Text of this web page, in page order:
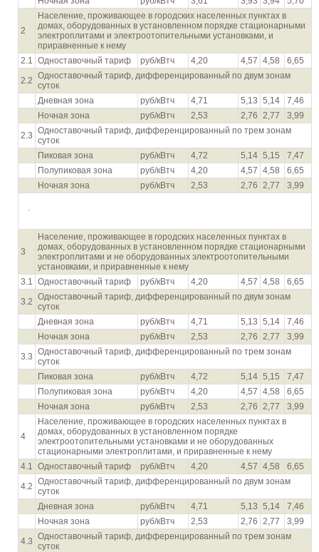
2
Население, проживающее в городских населенных пунктах в
домах, оборудованных в установленном порядке стационарными
электроплитами и электроотопительными установками, и
приравненные к нему
2.1 Одноставочный тариф руб/кВтч 4,20 4,57 4,58
6,65
2.2 Одноставочный тариф, дифференцированный по двум зонам
суток
Дневная зона
руб/кВтч 4,71 5,13 5,14
7,46
Ночная зона
руб/кВтч 2,53 2,76 2,77
3,99
2.3 Одноставочный тариф, дифференцированный по трем зонам
суток
Пиковая зона
руб/кВтч 4,72 5,14 5,15
7,47
Полупиковая зона
руб/кВтч 4,20 4,57 4,58
6,65
Ночная зона
руб/кВтч 2,53 2,76 2,77 3,99
.
3
Население, проживающее в городских населенных пунктах в
домах, оборудованных в установленном порядке стационарными
электроплитами и не оборудованных электроотопительными
установками, и приравненные к нему
3.1 Одноставочный тариф руб/кВтч 4,20 4,57 4,58
6,65
3.2 Одноставочный тариф, дифференцированный по двум зонам
суток
Дневная зона
руб/кВтч 4,71 5,13 5,14
7,46
Ночная зона
руб/кВтч 2,53 2,76 2,77
3,99
3.3 Одноставочный тариф, дифференцированный по трем зонам
суток
Пиковая зона
руб/кВтч 4,72 5,14 5,15
7,47
Полупиковая зона
руб/кВтч 4,20 4,57 4,58
6,65
Ночная зона
руб/кВтч 2,53 2,76 2,77 3,99
4
Население, проживающее в городских населенных пунктах в
домах, оборудованных в установленном порядке
электроотопительными установками и не оборудованных
стационарными электроплитами, и приравненные к нему
4.1 Одноставочный тариф руб/кВтч 4,20 4,57 4,58
6,65
4.2 Одноставочный тариф, дифференцированный по двум зонам
суток
Дневная зона
руб/кВтч 4,71 5,13 5,14
7,46
Ночная зона
руб/кВтч 2,53 2,76 2,77
3,99
4.3 Одноставочный тариф, дифференцированный по трем зонам
суток